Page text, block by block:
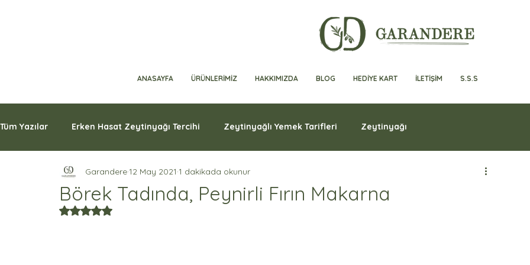
ANASAYFA ÜRÜNLERİMİZ HAKKIMIZDA BLOG HEDİYE KART İLETİŞİM S.S.S
Tüm Yazılar Erken Hasat Zeytinyağı Tercihi Zeytinyağlı Yemek Tarifleri Zeytinyağı
Börek Tadında, Peynirli Fırın Makarna
Garandere12 May 2021 1 dakikada okunur
5 üzerinden NaN yıldız